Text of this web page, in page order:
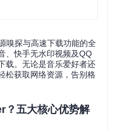
嗅探与高速下载功能的全
、快手无水印视频及QQ
载。无论是音乐爱好者还
松获取网络资源，告别格
五大核心优势解